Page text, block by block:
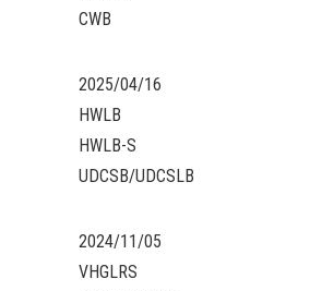
CWB
2025/04/16
HWLB
HWLB-S
UDCSB/UDCSLB
2024/11/05
VHGLRS